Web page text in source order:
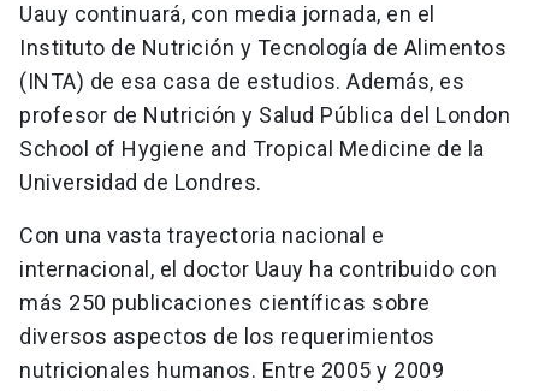
Uauy continuará, con media jornada, en el
Instituto de Nutrición y Tecnología de Alimentos
(INTA) de esa casa de estudios. Además, es
profesor de Nutrición y Salud Pública del London
School of Hygiene and Tropical Medicine de la
Universidad de Londres.
Con una vasta trayectoria nacional e
internacional, el doctor Uauy ha contribuido con
más 250 publicaciones científicas sobre
diversos aspectos de los requerimientos
nutricionales humanos. Entre 2005 y 2009